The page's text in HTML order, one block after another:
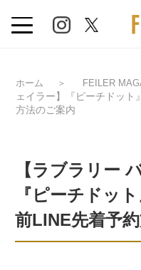
ホーム ＞ FEILER
ェイラー】『ピーチドッ
方法のご案内
【ラブラリー
『ピーチドッ
前LINE先着予